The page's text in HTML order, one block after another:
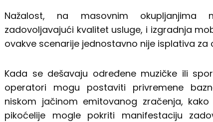
Nažalost, na masovnim okupljanjima
zadovoljavajući kvalitet usluge, i izgradnja
ovakve scenarije jednostavno nije isplativa za
Kada se dešavaju određene muzičke ili
operatori mogu postaviti privremene
niskom jačinom emitovanog zračenja,
pikoćelije mogle pokriti manifestaciju